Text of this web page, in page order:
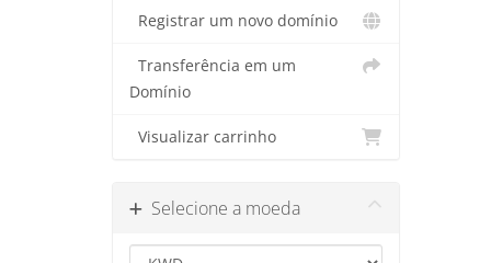
Registrar um novo domínio
Transferência em um
Domínio
Visualizar carrinho
Selecione a moeda